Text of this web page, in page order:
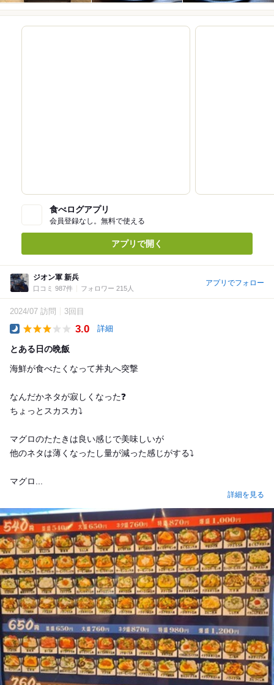
食べログアプリ
会員登録なし。無料で使える
アプリで開く
ジオン軍 新兵
口コミ 987件 フォロワー 215人
アプリでフォロー
2024/07 訪問 3回目
3.0 詳細
とある日の晩飯
海鮮が食べたくなって丼丸へ突撃
なんだかネタが寂しくなった❓️
ちょっとスカスカ⤵️
マグロのたたきは良い感じで美味しいが
他のネタは薄くなったし量が減った感じがする⤵️
マグロ...
詳細を見る